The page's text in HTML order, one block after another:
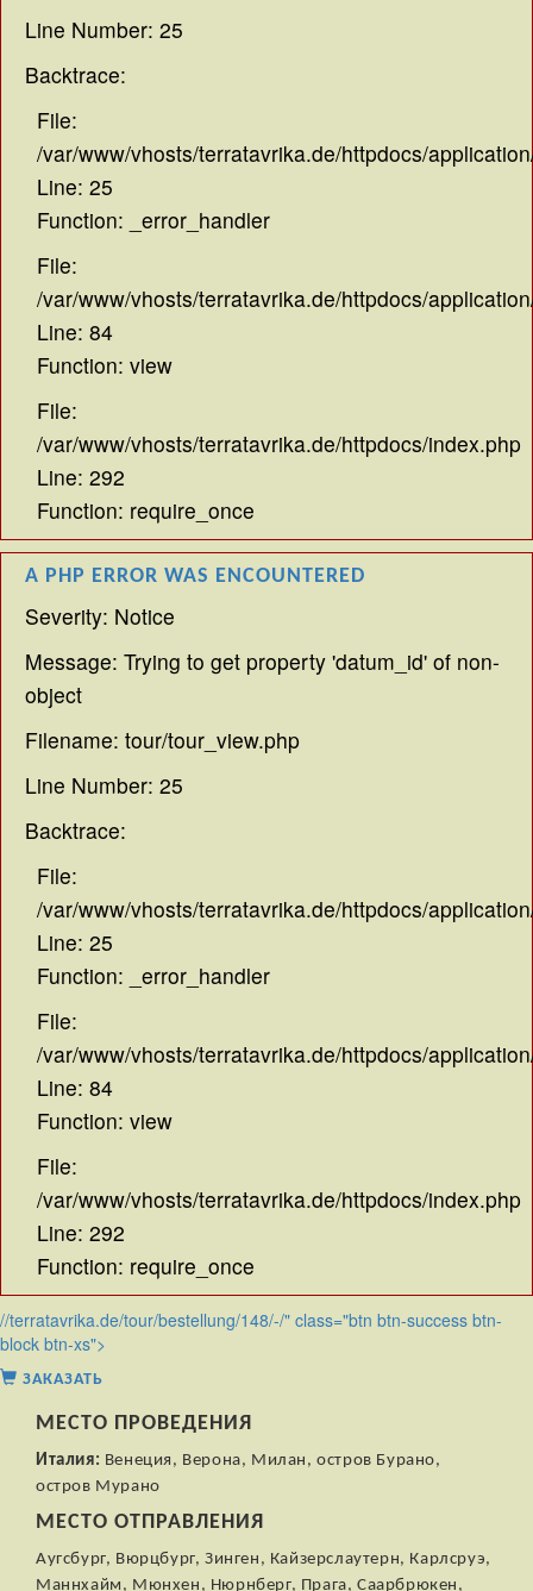
Line Number: 25
Backtrace:
File:
/var/www/vhosts/terratavrika.de/httpdocs/
Line: 25
Function: _error_handler
File:
/var/www/vhosts/terratavrika.de/httpdocs/
Line: 84
Function: view
File:
/var/www/vhosts/terratavrika.de/httpdocs/index.php
Line: 292
Function: require_once
A PHP ERROR WAS ENCOUNTERED
Severity: Notice
Message: Trying to get property 'datum_id' of non-
object
Filename: tour/tour_view.php
Line Number: 25
Backtrace:
File:
/var/www/vhosts/terratavrika.de/httpdocs/
Line: 25
Function: _error_handler
File:
/var/www/vhosts/terratavrika.de/httpdocs/
Line: 84
Function: view
File:
/var/www/vhosts/terratavrika.de/httpdocs/index.php
Line: 292
Function: require_once
//terratavrika.de/tour/bestellung/148/-/" class="btn btn-success btn-
block btn-xs">
ЗАКАЗАТЬ
МЕСТО ПРОВЕДЕНИЯ
Италия: Венеция, Верона, Милан, остров Бурано,
остров Мурано
МЕСТО ОТПРАВЛЕНИЯ
Аугсбург, Вюрцбург, Зинген, Кайзерслаутерн, Карлсруэ,
Маннхайм, Мюнхен, Нюрнберг, Прага, Саарбрюкен,